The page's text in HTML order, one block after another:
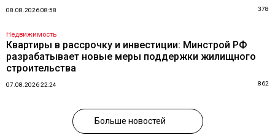
08.08.2026 08:58 378
Недвижимость
Квартиры в рассрочку и инвестиции: Минстрой РФ
разрабатывает новые меры поддержки жилищного
строительства
07.08.2026 22:24 862
Больше новостей